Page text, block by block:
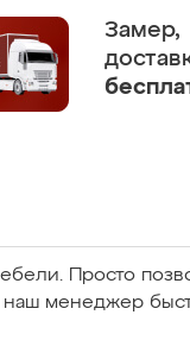
Замер,
Просто
наш менеджер